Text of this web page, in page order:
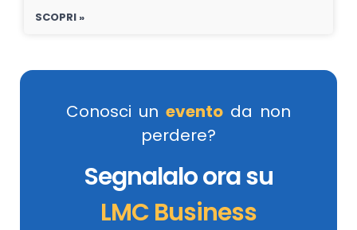
SCOPRI »
Conosci un evento da non
perdere?
Segnalalo ora su
LMC Business